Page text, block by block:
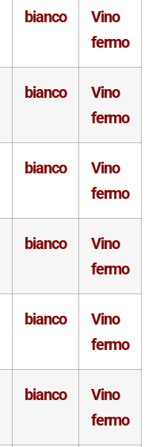
bianco
Vino
fermo
bianco
Vino
fermo
bianco
Vino
fermo
bianco
Vino
fermo
bianco
Vino
fermo
bianco
Vino
fermo